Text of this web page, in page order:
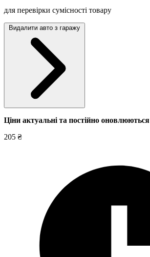
для перевірки сумісності товару
Видалити авто з гаражу
Ціни актуальні та постійно оновлюються
205 ₴